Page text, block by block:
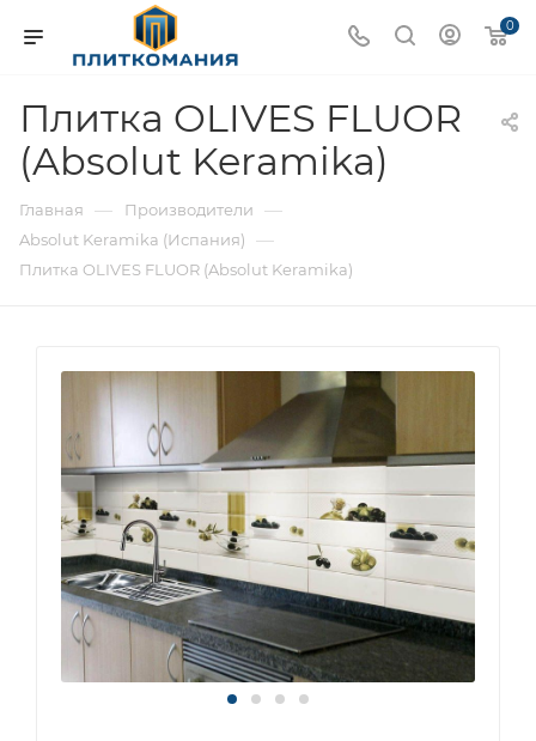
0
Плитка OLIVES FLUOR
(Absolut Keramika)
Главная — Производители —
Absolut Keramika (Испания) —
Плитка OLIVES FLUOR (Absolut Keramika)